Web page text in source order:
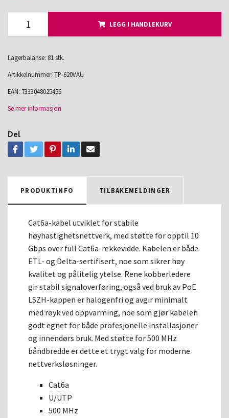
LEGG I HANDLEKURV
Lagerbalanse: 81 stk.
Artikkelnummer: TP-620VAU
EAN: 7333048025456
Se mer informasjon
Del
PRODUKTINFO TILBAKEMELDINGER
Cat6a-kabel utviklet for stabile
høyhastighetsnettverk, med støtte for opptil 10
Gbps over full Cat6a-rekkevidde. Kabelen er både
ETL- og Delta-sertifisert, noe som sikrer høy
kvalitet og pålitelig ytelse. Rene kobberledere
gir stabil signaloverføring, også ved bruk av PoE.
LSZH-kappen er halogenfri og avgir minimalt
med røyk ved oppvarming, noe som gjør kabelen
godt egnet for både profesjonelle installasjoner
og innendørs bruk. Med støtte for 500 MHz
båndbredde er dette et trygt valg for moderne
nettverksløsninger.
Cat6a
U/UTP
500 MHz